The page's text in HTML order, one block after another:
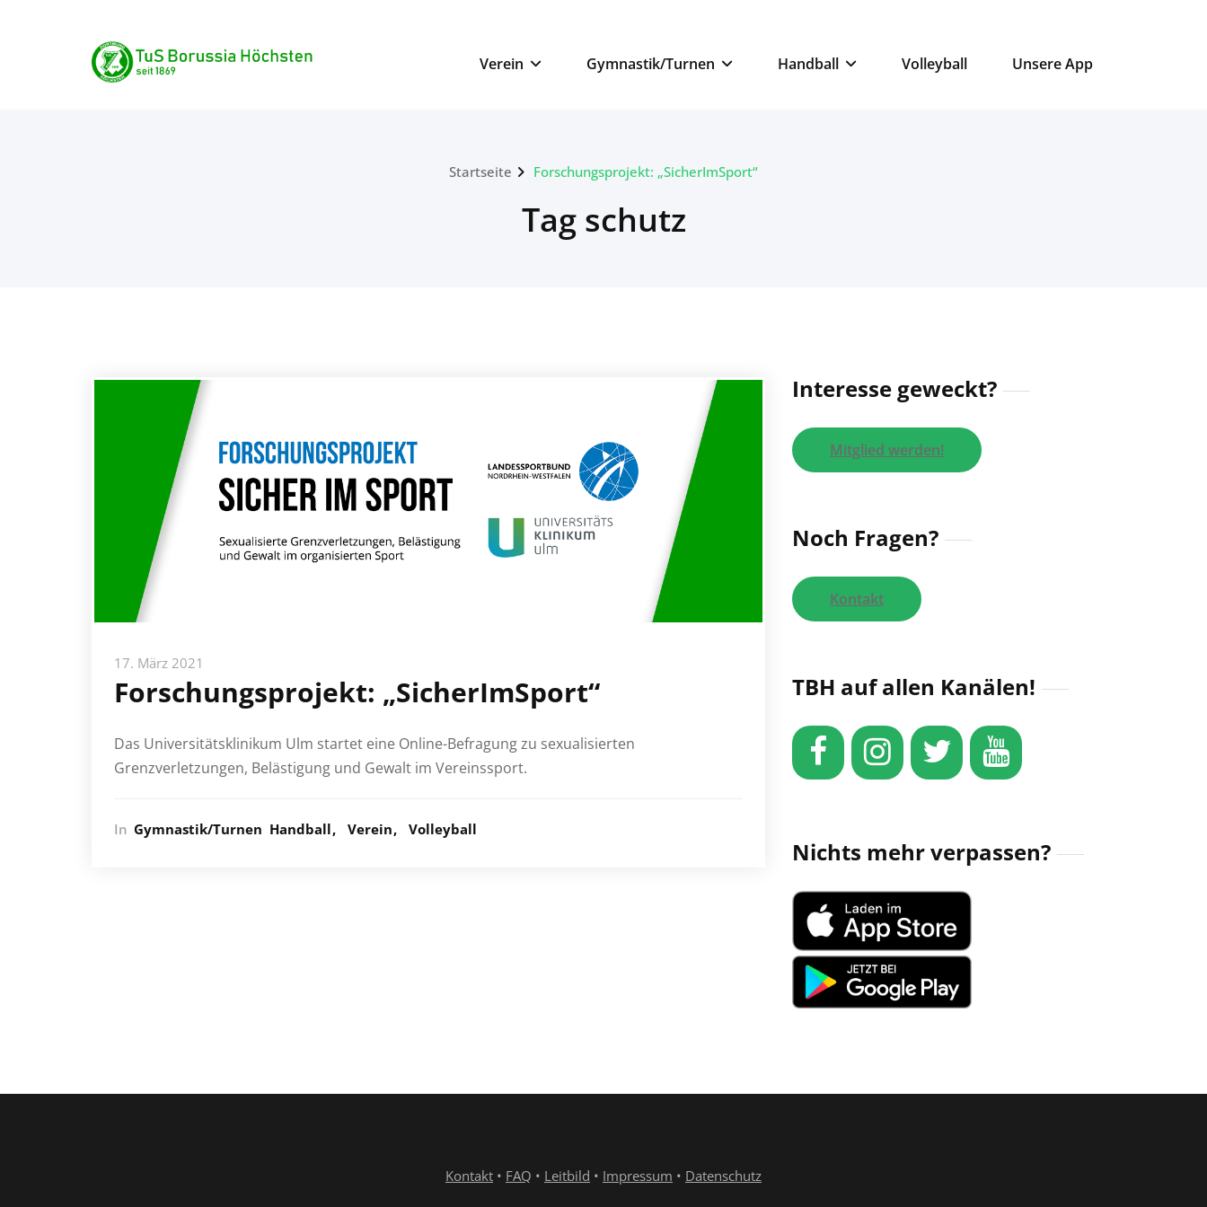
TuS Borussia Höchsten
seit 1869
Verein Gymnastik/Turnen Handball Volleyball Unsere App
Startseite Forschungsprojekt: „SicherImSport“
Tag schutz
17. März 2021
Forschungsprojekt: „SicherImSport“
Das Universitätsklinikum Ulm startet eine Online-Befragung zu sexualisierten
Grenzverletzungen, Belästigung und Gewalt im Vereinssport.
In Gymnastik/Turnen Handball Verein Volleyball
Interesse geweckt?
Mitglied werden!
Noch Fragen?
Kontakt
TBH auf allen Kanälen!
Nichts mehr verpassen?
Kontakt • FAQ • Leitbild • Impressum • Datenschutz